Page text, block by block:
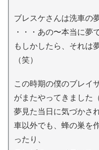
ブレスケさんは洗車の
・・・あの〜本当に夢
もしかしたら、それは
（笑）
この時期の僕のブレイ
がまたやってきました
夢見た当日に気づかさ
車以外でも、蜂の巣を
ったり、